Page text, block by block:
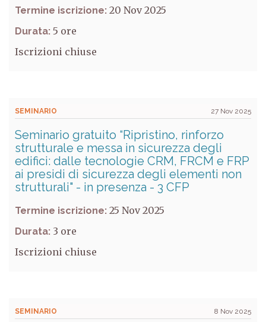
Termine iscrizione: 20 Nov 2025
Durata: 5
Iscrizioni chiuse
SEMINARIO 27 Nov 2025
Seminario gratuito “Ripristino, rinforzo
strutturale e messa in sicurezza degli
edifici: dalle tecnologie CRM, FRCM e FRP
ai presidi di sicurezza degli elementi non
strutturali" - in presenza - 3 CFP
Termine iscrizione: 25 Nov 2025
Durata: 3
Iscrizioni chiuse
SEMINARIO 8 Nov 2025